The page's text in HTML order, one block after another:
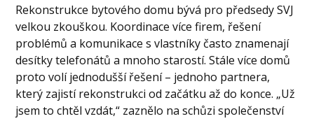
Rekonstrukce bytového domu bývá pro předsedy SVJ
velkou zkouškou. Koordinace více firem, řešení
problémů a komunikace s vlastníky často znamenají
desítky telefonátů a mnoho starostí. Stále více domů
proto volí jednodušší řešení – jednoho partnera,
který zajistí rekonstrukci od začátku až do konce. „Už
jsem to chtěl vzdát,“ zaznělo na schůzi společenství